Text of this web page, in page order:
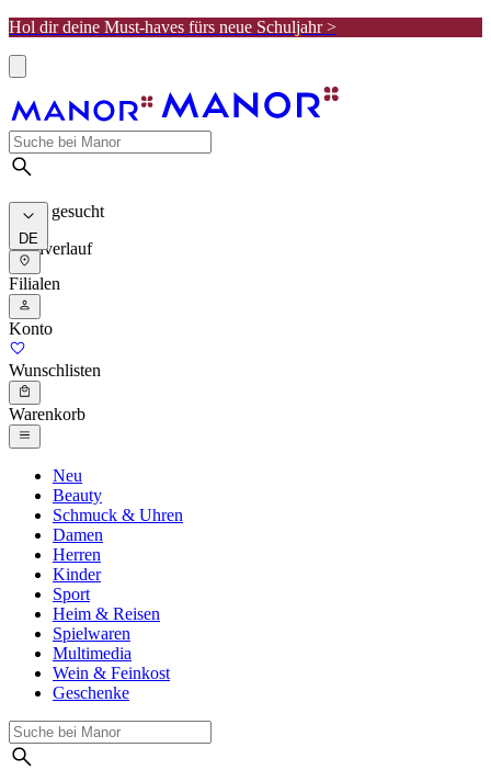
Hol dir deine Must-haves fürs neue Schuljahr >
Meist gesucht
Suchverlauf
DE
Filialen
Konto
Wunschlisten
Warenkorb
Neu
Beauty
Schmuck & Uhren
Damen
Herren
Kinder
Sport
Heim & Reisen
Spielwaren
Multimedia
Wein & Feinkost
Geschenke